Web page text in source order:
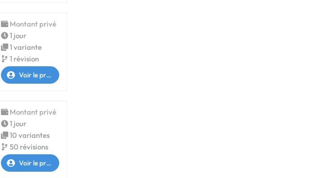
Montant privé
1 jour
1 variante
1 révision
Voir le profil
Montant privé
1 jour
10 variantes
50 révisions
Voir le profil